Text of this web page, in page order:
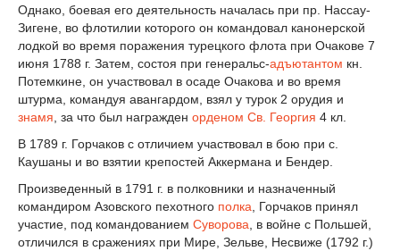
Однако, боевая его деятельность началась при пр. Нассау-
Зигене, во флотилии которого он командовал канонерской
лодкой во время поражения турецкого флота при Очакове 7
июня 1788 г. Затем, состоя при генеральс-адъютантом кн.
Потемкине, он участвовал в осаде Очакова и во время
штурма, командуя авангардом, взял у турок 2 орудия и
знамя, за что был награжден орденом Св. Георгия 4 кл.
В 1789 г. Горчаков с отличием участвовал в бою при с.
Каушаны и во взятии крепостей Аккермана и Бендер.
Произведенный в 1791 г. в полковники и назначенный
командиром Азовского пехотного полка , Горчаков принял
участие, под командованием Суворова , в войне с Польшей,
отличился в сражениях при Мире, Зельве, Несвиже (1792 г.)